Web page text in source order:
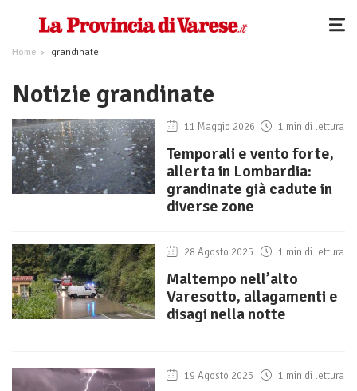
Home grandinate
Notizie grandinate
11 Maggio 2026 1 min di lettura
Temporali e vento forte,
allerta in Lombardia:
grandinate già cadute in
diverse zone
28 Agosto 2025 1 min di lettura
Maltempo nell’alto
Varesotto, allagamenti e
disagi nella notte
19 Agosto 2025 1 min di lettura